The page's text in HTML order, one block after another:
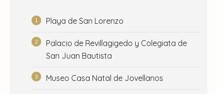
Playa de San Lorenzo
Palacio de Revillagigedo y Colegiata de
San Juan Bautista
Museo Casa Natal de Jovellanos